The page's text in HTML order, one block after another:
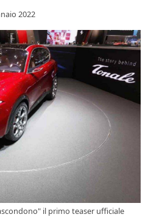
2022
il primo teaser ufficiale